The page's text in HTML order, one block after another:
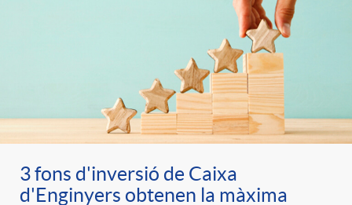
3 fons d'inversió de Caixa
d'Enginyers obtenen la màxima